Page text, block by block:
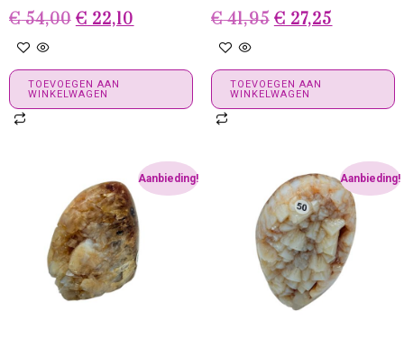
€54,00 € 22,10
TOEVOEGEN AAN
WINKELWAGEN
€41,95 € 27,25
TOEVOEGEN AAN
WINKELWAGEN
Aanbieding! Aanbieding!